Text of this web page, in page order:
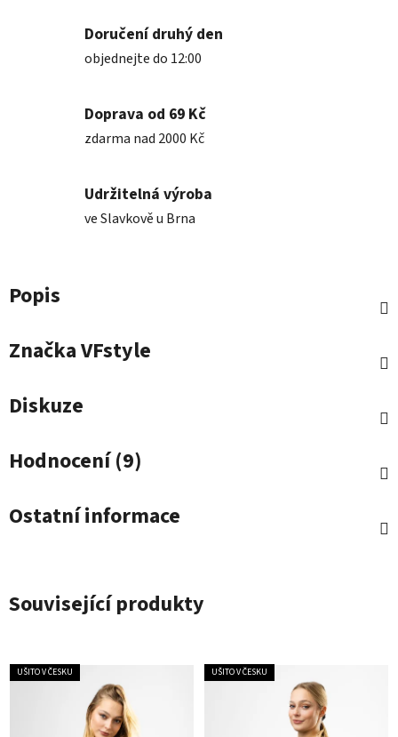
Doručení druhý den
objednejte do 12:00
Doprava od 69 Kč
zdarma nad 2000 Kč
Udržitelná výroba
ve Slavkově u Brna
Popis
ZnačkaVFstyle
Diskuze
Hodnocení (9)
Ostatní informace
Související produkty
UŠITO V ČESKU UŠITO V ČESKU